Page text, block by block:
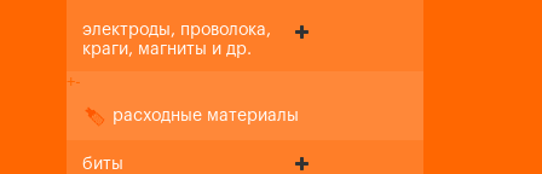
электроды, проволока,
краги, магниты и др.
+-
расходные материалы
биты